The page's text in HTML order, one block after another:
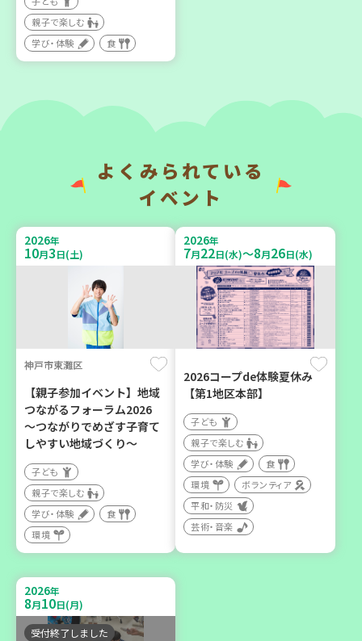
【第3地区本部】住み慣れた
地域で暮らしたい 「コープ
くらしの助け合いの会」
ボランティア
日(月) 9月26日(土)
「フードドライブ」集中受
ボランティア
2026年
9 月24日(木)
神戸市東灘区
【第3地区本部】地域のつど
い場で憩いのひとときを
（第4木曜日に開催）
カフェ・つどい場
2026年
9月6日(日)
西宮市
野菜を食べよう！ベジ活キ
ャンペーン【第２地区】
子ども
親子で楽しむ
学び・体験
食
よくみられている
イベント
2026年
10月3日(土)
神戸市東灘区
【親子参加イベント】地域
つながるフォーラム2026
～つながりでめざす子育て
しやすい地域づくり～
子ども
親子で楽しむ
学び・体験
食
環境
2026年
7月22日(水)～8月26日(水)
2026コープde体験夏休み
【第1地区本部】
子ども
親子で楽しむ
学び・体験
食
環境
ボランティア
平和・防災
芸術・音楽
2026年
8月10日(月)
受付終了しました